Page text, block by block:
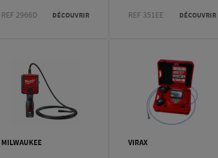
REF 2966D DÉCOUVRIR REF 351EE DÉCOUVRIR
MILWAUKEE VIRAX